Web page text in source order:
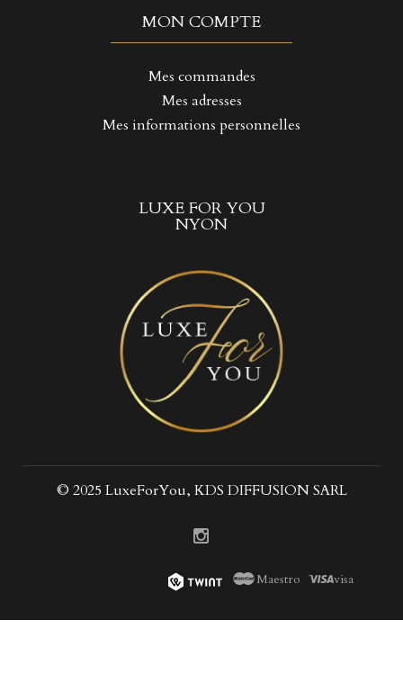
MON COMPTE
Mes commandes
Mes adresses
Mes informations personnelles
LUXE FOR YOU
NYON
© 2025 LuxeForYou, KDS DIFFUSION SARL
Maestro visa